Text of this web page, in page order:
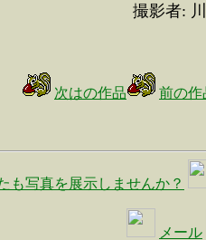
撮影者:
次はの作品 前の作
も写真を展示しませんか？
メール